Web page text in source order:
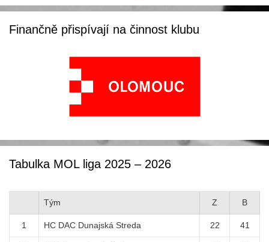
Finančně přispívají na činnost klubu
Tabulka MOL liga 2025 – 2026
Tým Z B
1 HC DAC Dunajská Streda 22 41